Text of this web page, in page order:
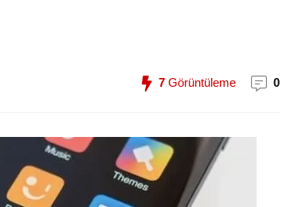
7 Görüntüleme 0